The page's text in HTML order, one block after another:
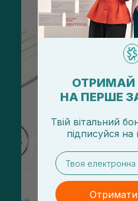
НА ПЕРШЕ
Твій вітальний
підписуйся на
email